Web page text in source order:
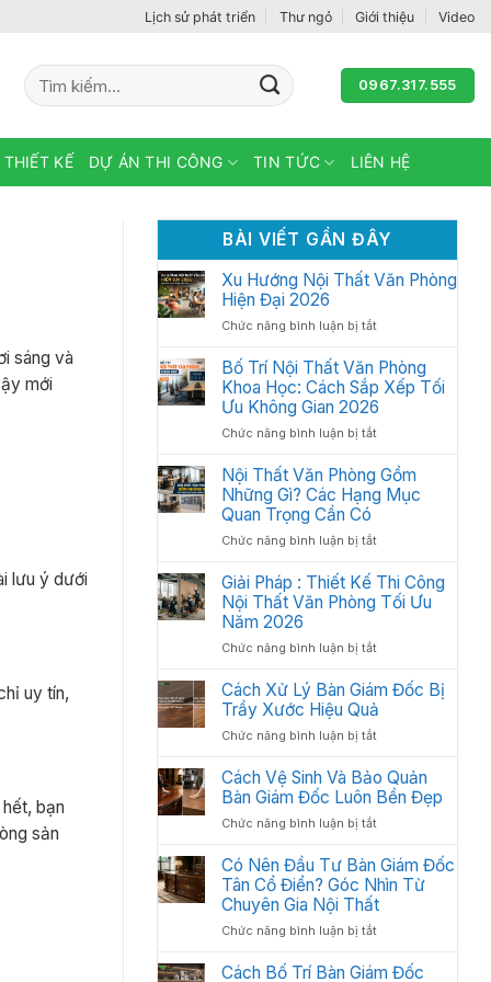
Lịch sử phát triển Thư ngỏ Giới thiệu Video
Tìm
kiếm:
0967.317.555
KẾ DỰ ÁN THI CÔNG TIN TỨC LIÊN HỆ
sáng và
mới
lưu ý dưới
uy tín,
bạn
sản
BÀI VIẾT GẦN ĐÂY
Xu Hướng Nội Thất Văn Phòng
Hiện Đại 2026
Chức năng bình luận bị tắtở
Hướng
Nội
Thất
Văn
Phòng
Đại
2026
Bố Trí Nội Thất Văn Phòng
Khoa Học: Cách Sắp Xếp Tối
Ưu Không Gian 2026
Chức năng bình luận bị tắtở
Trí
Nội
Thất
Phòng
Học:
Cách
Tối
Không
Gian
2026
Nội Thất Văn Phòng Gồm
Những Gì? Các Hạng Mục
Quan Trọng Cần Có
Chức năng bình luận bị tắtở
Thất
Văn
Phòng
Những
Các
Hạng
Quan
Cần
Có
Giải Pháp : Thiết Kế Thi Công
Nội Thất Văn Phòng Tối Ưu
Năm 2026
Chức năng bình luận bị tắtở
Pháp
Kế
Công
Nội
Tối
Ưu
Năm
2026
Cách Xử Lý Bàn Giám Đốc Bị
Trầy Xước Hiệu Quả
Chức năng bình luận bị tắtở
Xử
Lý
Bàn
Giám
Bị
Trầy
Xước
Quả
Cách Vệ Sinh Và Bảo Quản
Bàn Giám Đốc Luôn Bền Đẹp
Chức năng bình luận bị tắtở
Vệ
Sinh
Và
Bảo
Quản
Giám
Có Nên Đầu Tư Bàn Giám Đốc
Tân Cổ Điển? Góc Nhìn Từ
Chuyên Gia Nội Thất
Chức năng bình luận bị tắtở
Nên
Cách Bố Trí Bàn Giám Đốc